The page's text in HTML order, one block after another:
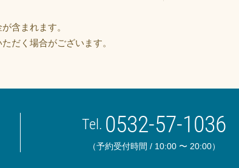
含まれます。
だく場合がございます。
Tel. 0532-57-1036
（予約受付時間 / 10:00 〜 20:00）